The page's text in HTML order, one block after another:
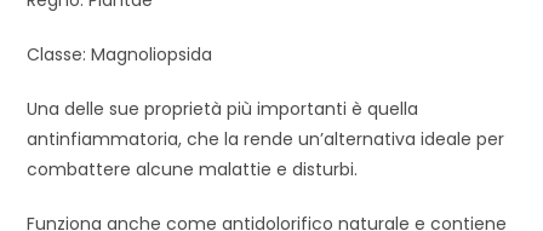
Classe: Magnoliopsida
Una delle sue proprietà più importanti è quella
antinfiammatoria, che la rende un’alternativa ideale per
combattere alcune malattie e disturbi.
Funziona anche come antidolorifico naturale e contiene